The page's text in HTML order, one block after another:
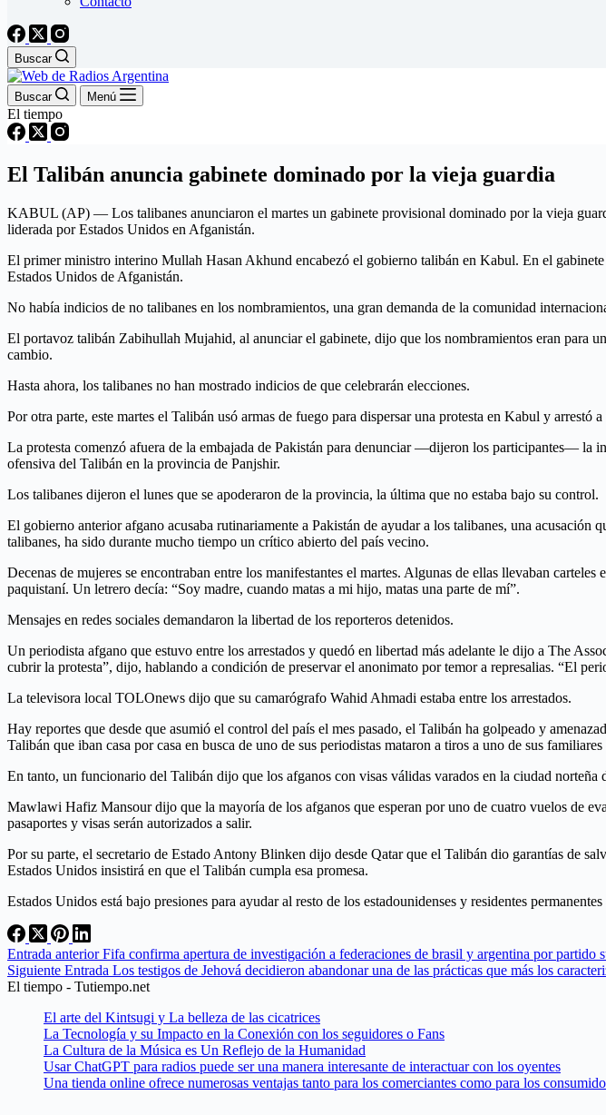
Buscar
Buscar Menú
El tiempo
El Talibán anuncia gabinete dominado por la vieja guardia
KABUL (AP) — Los talibanes anunciaron el martes un gabinete provisional dominado por la vieja
liderada por Estados Unidos en Afganistán.
El primer ministro interino Mullah Hasan Akhund encabezó el gobierno talibán en Kabul. En el
Estados Unidos de Afganistán.
No había indicios de no talibanes en los nombramientos, una gran demanda de la comunidad
El portavoz talibán Zabihullah Mujahid, al anunciar el gabinete, dijo que los nombramientos eran para
cambio.
Hasta ahora, los talibanes no han mostrado indicios de que celebrarán elecciones.
Por otra parte, este martes el Talibán usó armas de fuego para dispersar una protesta en Kabul y
La protesta comenzó afuera de la embajada de Pakistán para denunciar —dijeron los participantes— la
ofensiva del Talibán en la provincia de Panjshir.
Los talibanes dijeron el lunes que se apoderaron de la provincia, la última que no estaba bajo su control.
El gobierno anterior afgano acusaba rutinariamente a Pakistán de ayudar a los talibanes, una
talibanes, ha sido durante mucho tiempo un crítico abierto del país vecino.
Decenas de mujeres se encontraban entre los manifestantes el martes. Algunas de ellas llevaban
paquistaní. Un letrero decía: “Soy madre, cuando matas a mi hijo, matas una parte de mí”.
Mensajes en redes sociales demandaron la libertad de los reporteros detenidos.
Un periodista afgano que estuvo entre los arrestados y quedó en libertad más adelante le dijo a The
cubrir la protesta”, dijo, hablando a condición de preservar el anonimato por temor a represalias. “El
La televisora local TOLOnews dijo que su camarógrafo Wahid Ahmadi estaba entre los arrestados.
Hay reportes que desde que asumió el control del país el mes pasado, el Talibán ha golpeado y
Talibán que iban casa por casa en busca de uno de sus periodistas mataron a tiros a uno de sus
En tanto, un funcionario del Talibán dijo que los afganos con visas válidas varados en la ciudad
Mawlawi Hafiz Mansour dijo que la mayoría de los afganos que esperan por uno de cuatro vuelos de
pasaportes y visas serán autorizados a salir.
Por su parte, el secretario de Estado Antony Blinken dijo desde Qatar que el Talibán dio garantías de
Estados Unidos insistirá en que el Talibán cumpla esa promesa.
Estados Unidos está bajo presiones para ayudar al resto de los estadounidenses y residentes
Entrada anteriorFifa confirma apertura de investigación a federaciones de brasil y argentina por partido
Siguiente Entrada Los testigos de Jehová decidieron abandonar una de las prácticas que más los
El tiempo - Tutiempo.net
El arte del Kintsugi y La belleza de las cicatrices
La Tecnología y su Impacto en la Conexión con los seguidores o Fans
La Cultura de la Música es Un Reflejo de la Humanidad
Usar ChatGPT para radios puede ser una manera interesante de interactuar con los oyentes
Una tienda online ofrece numerosas ventajas tanto para los comerciantes como para los